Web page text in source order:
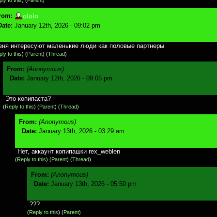
ololo
January 12th, 2026 - 09:02 pm
интересуют маленькие люди как половые партнеры
to this) (Parent) (Thread)
From: (Anonymous)
Date: January 12th, 2026 - 09:05 pm
Это копипаста?
(Reply to this) (Parent) (Thread)
From: (Anonymous)
Date: January 13th, 2026 - 03:29 am
Нет, аккаунт копипашки rex_weblen
(Reply to this) (Parent) (Thread)
From: (Anonymous)
Date: January 13th, 2026 - 05:50 pm
???
(Reply to this) (Parent)